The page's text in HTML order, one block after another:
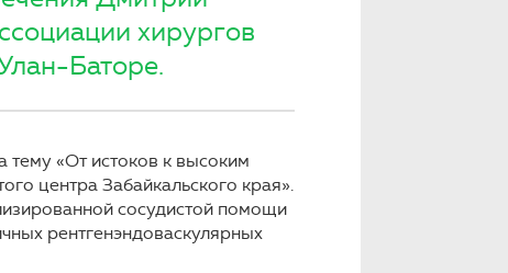
хирургов
Баторе.
«От истоков к высоким
центра Забайкальского края».
сосудистой помощи
рентгенэндоваскулярных